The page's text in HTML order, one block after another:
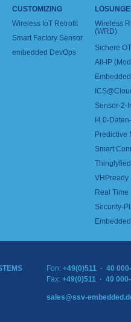
CUSTOMIZING
Wireless IoT Retrofit
Smart Factory Sensor
embedded DevOps
Wireless
(WRD)
Sichere
All-IP
Sensor-2-
I4.0-
Predictive
Smart
VHPready
Real
Security-
Fon: +49(0)511 · 40
Fax: +49(0)511 · 40
sales@ssv-